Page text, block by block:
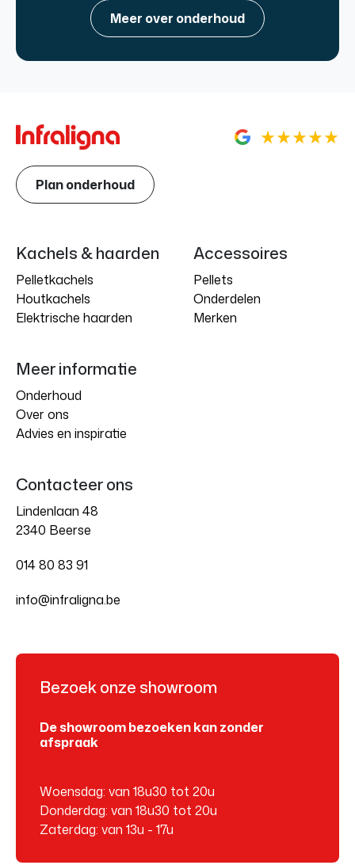
Meer over onderhoud
Plan onderhoud
Kachels & haarden
Pelletkachels
Houtkachels
Elektrische haarden
Accessoires
Pellets
Onderdelen
Merken
Meer informatie
Onderhoud
Over ons
Advies en inspiratie
Contacteer ons
Lindenlaan 48
2340 Beerse
014 80 83 91
info@infraligna.be
Bezoek onze showroom
De showroom bezoeken kan zonder
afspraak
Woensdag: van 18u30 tot 20u
Donderdag: van 18u30 tot 20u
Zaterdag: van 13u - 17u